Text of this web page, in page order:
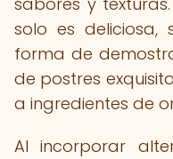
solo es deliciosa,
forma de
de postres
a ingredientes de
Al incorporar